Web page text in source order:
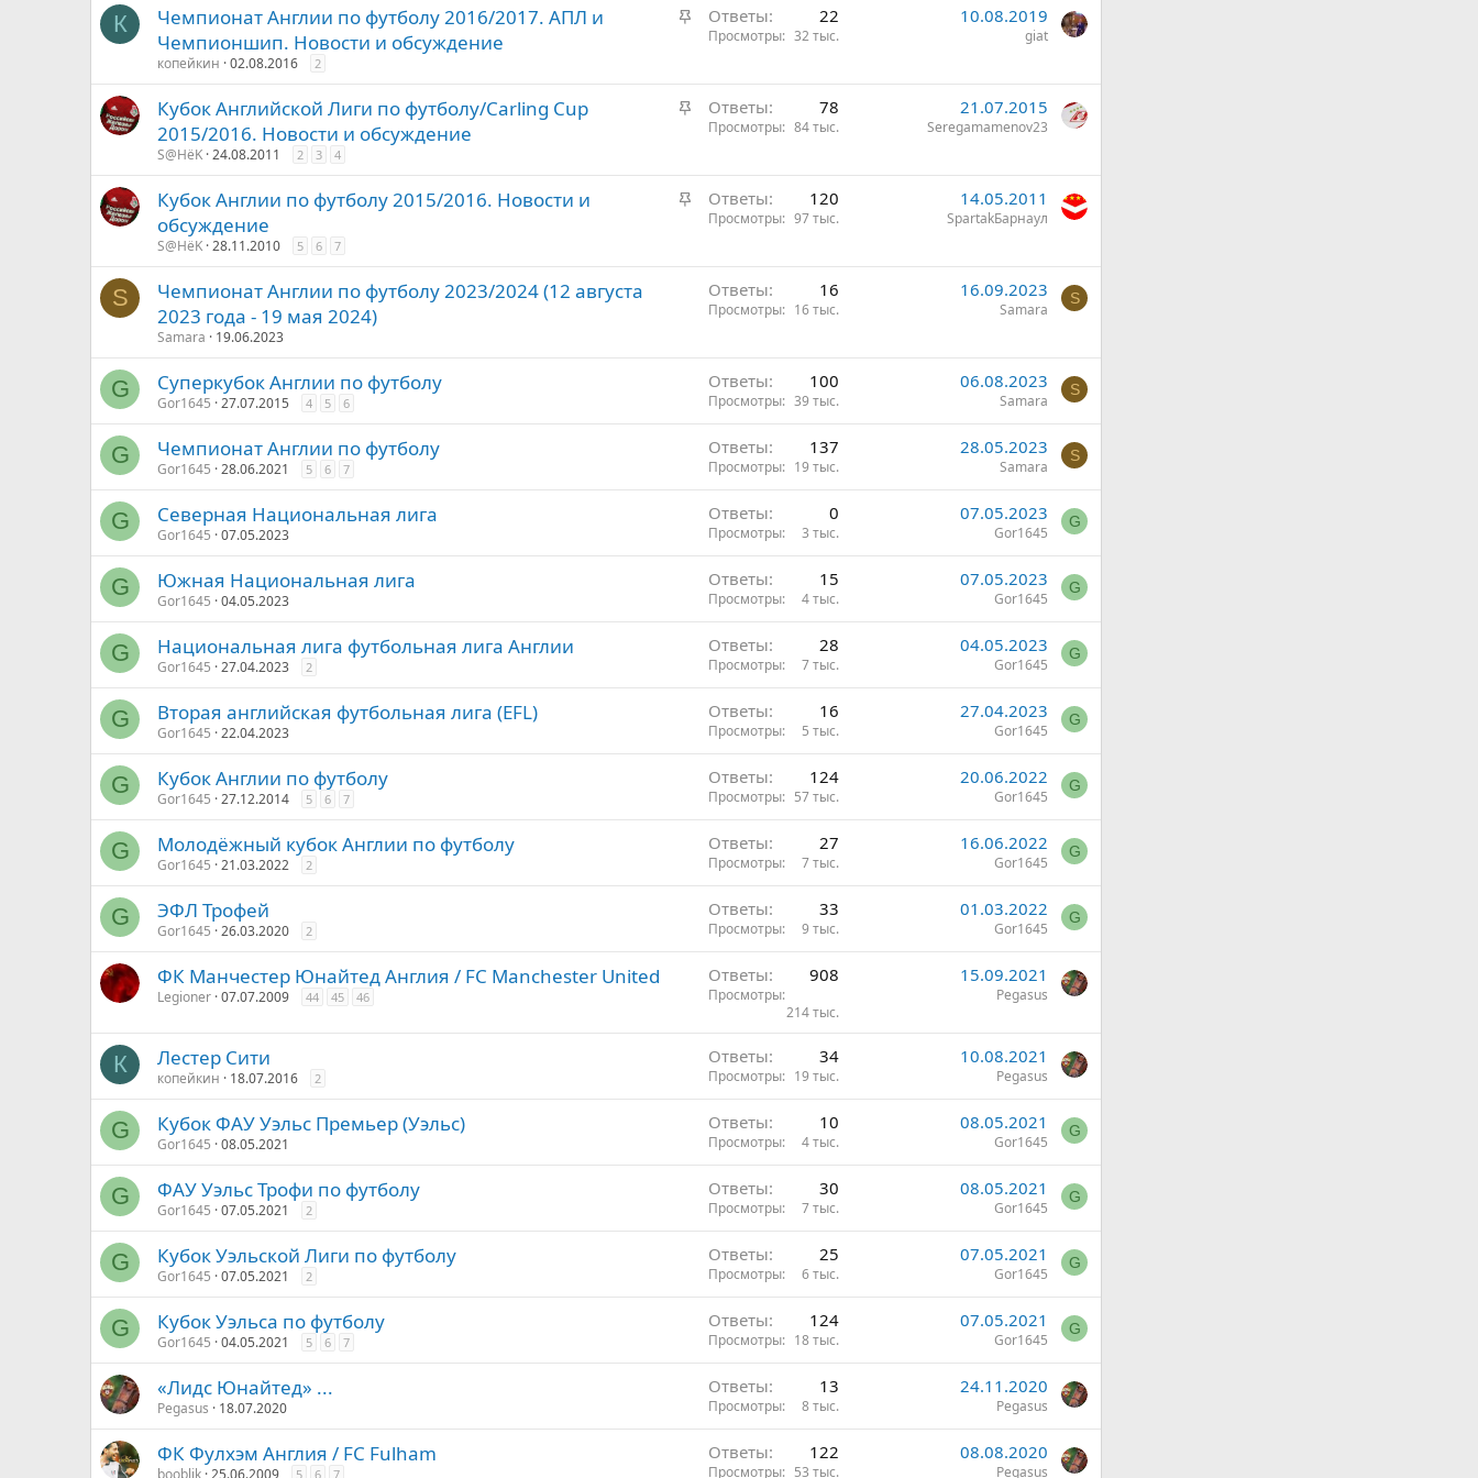
л
о
К
З
р
е
е
н
Чемпионат Англии по футболу 2016/2017. АПЛ и
Чемпионшип. Новости и обсуждение
копейкин 02.08.2016 2
Ответы 22
Просмотры 32 тыс.
10.08.2019
giat
З
р
е
е
Кубок Английской Лиги по футболу/Carling Cup
2015/2016. Новости и обсуждение
S@HёK 24.08.2011 2 3 4
Ответы 78
Просмотры 84 тыс.
21.07.2015
Seregamamenov23
З
р
е
Кубок Англии по футболу 2015/2016. Новости и
обсуждение
S@HёK 28.11.2010 5 6 7
Ответы 120
Просмотры 97 тыс.
14.05.2011
SpartakБарнаул
S
Чемпионат Англии по футболу 2023/2024 (12 августа
2023 года - 19 мая 2024)
Samara 19.06.2023
Ответы 16
Просмотры 16 тыс.
16.09.2023
Samara
S
G Суперкубок Англии по футболу
Gor1645 27.07.2015 4 5 6
Ответы 100
Просмотры 39 тыс.
06.08.2023
Samara
S
G Чемпионат Англии по футболу
Gor1645 28.06.2021 5 6 7
Ответы 137
Просмотры 19 тыс.
28.05.2023
Samara
S
G Северная Национальная лига
Gor1645 07.05.2023
Ответы 0
Просмотры 3 тыс.
07.05.2023
Gor1645
G
G Южная Национальная лига
Gor1645 04.05.2023
Ответы 15
Просмотры 4 тыс.
07.05.2023
Gor1645
G
G Национальная лига футбольная лига Англии
Gor1645 27.04.2023 2
Ответы 28
Просмотры 7 тыс.
04.05.2023
Gor1645
G
G Вторая английская футбольная лига (EFL)
Gor1645 22.04.2023
Ответы 16
Просмотры 5 тыс.
27.04.2023
Gor1645
G
G Кубок Англии по футболу
Gor1645 27.12.2014 5 6 7
Ответы 124
Просмотры 57 тыс.
20.06.2022
Gor1645
G
G Молодёжный кубок Англии по футболу
Gor1645 21.03.2022 2
Ответы 27
Просмотры 7 тыс.
16.06.2022
Gor1645
G
G ЭФЛ Трофей
Gor1645 26.03.2020 2
Ответы 33
Просмотры 9 тыс.
01.03.2022
Gor1645
G
ФК Манчестер Юнайтед Англия / FC Manchester United
Legioner 07.07.2009 44 45 46
Ответы 908
Просмотры
214 тыс.
15.09.2021
Pegasus
К Лестер Сити
копейкин 18.07.2016 2
Ответы 34
Просмотры 19 тыс.
10.08.2021
Pegasus
G Кубок ФАУ Уэльс Премьер (Уэльс)
Gor1645 08.05.2021
Ответы 10
Просмотры 4 тыс.
08.05.2021
Gor1645
G
G ФАУ Уэльс Трофи по футболу
Gor1645 07.05.2021 2
Ответы 30
Просмотры 7 тыс.
08.05.2021
Gor1645
G
G Кубок Уэльской Лиги по футболу
Gor1645 07.05.2021 2
Ответы 25
Просмотры 6 тыс.
07.05.2021
Gor1645
G
G Кубок Уэльса по футболу
Gor1645 04.05.2021 5 6 7
Ответы 124
Просмотры 18 тыс.
07.05.2021
Gor1645
G
«Лидс Юнайтед» ...
Pegasus 18.07.2020
Ответы 13
Просмотры 8 тыс.
24.11.2020
Pegasus
ФК Фулхэм Англия / FC Fulham
booblik 25.06.2009 5 6 7
Ответы 122
Просмотры 53 тыс.
08.08.2020
Pegasus